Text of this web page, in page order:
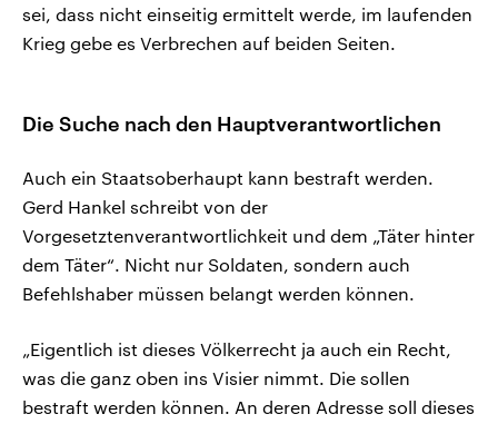
sei, dass nicht einseitig ermittelt werde, im laufenden
Krieg gebe es Verbrechen auf beiden Seiten.
Die Suche nach den Hauptverantwortlichen
Auch ein Staatsoberhaupt kann bestraft werden.
Gerd Hankel schreibt von der
Vorgesetztenverantwortlichkeit und dem „Täter hinter
dem Täter“. Nicht nur Soldaten, sondern auch
Befehlshaber müssen belangt werden können.
„Eigentlich ist dieses Völkerrecht ja auch ein Recht,
was die ganz oben ins Visier nimmt. Die sollen
bestraft werden können. An deren Adresse soll dieses